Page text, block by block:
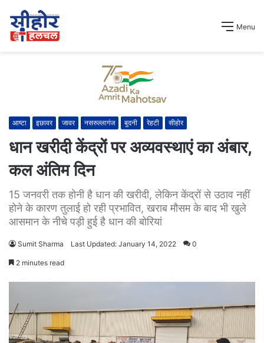
Menu
आष्टा इछावर जावर नसरुल्लागंज बुदनी रेहटी सीहोर
धान खरीदी केंद्रों पर अव्यवस्थाएं का अंबार,
कल अंतिम दिन
15 जनवरी तक होनी है धान की खरीदी, लेकिन केंद्रों से उठाव नहीं
होने के कारण तुलाई हो रही प्रभावित, खराब मौसम के बाद भी खुले
आसमान के नीचे पड़ी हुई है धान की बोरियां
Sumit Sharma Last Updated: January 14, 2022 0
2 minutes read